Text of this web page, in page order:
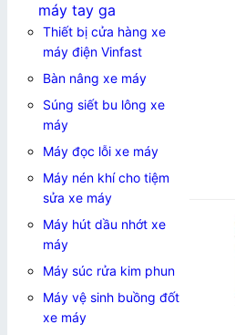
máy tay ga
Thiết bị cửa hàng xe
máy điện Vinfast
Bàn nâng xe máy
Súng siết bu lông xe
máy
Máy đọc lỗi xe máy
Máy nén khí cho tiệm
sửa xe máy
Máy hút dầu nhớt xe
máy
Máy súc rửa kim phun
Máy vệ sinh buồng đốt
xe máy
Add to wishlist